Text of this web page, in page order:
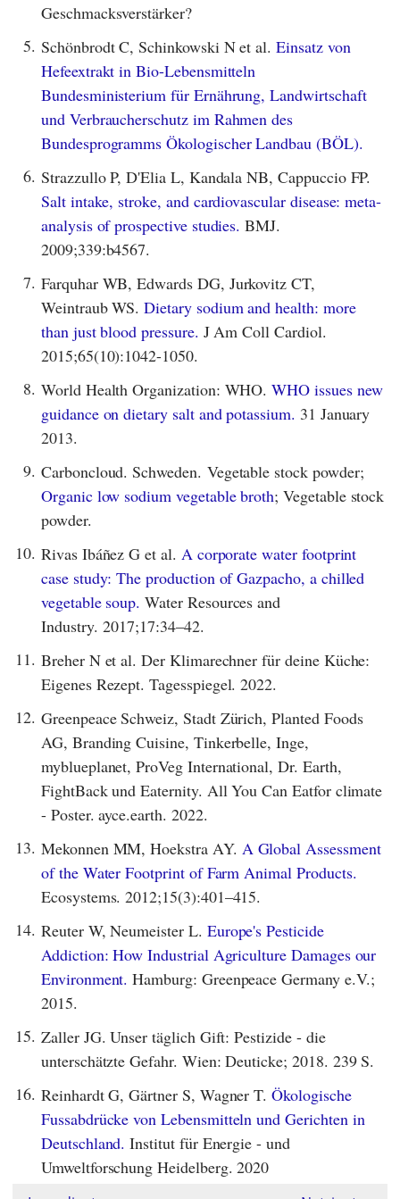
Geschmacksverstärker?
5. Schönbrodt C, Schinkowski N et al.Einsatz von
Hefeextrakt in Bio-Lebensmitteln
Bundesministerium für Ernährung, Landwirtschaft
und Verbraucherschutz im Rahmen des
Bundesprogramms Ökologischer Landbau (BÖL).
6. Strazzullo P, D'Elia L, Kandala NB, Cappuccio FP.
Salt intake, stroke, and cardiovascular disease: meta-
analysis of prospective studies. BMJ.
2009;339:b4567.
7. Farquhar WB, Edwards DG, Jurkovitz CT,
Weintraub WS.Dietary sodium and health: more
than just blood pressure. J Am Coll Cardiol.
2015;65(10):1042-1050.
8. World Health Organization: WHO.WHO issues new
guidance on dietary salt and potassium. 31 January
2013.
9. Carboncloud. Schweden. Vegetable stock powder;
Organic low sodium vegetable broth; Vegetable stock
powder.
10. Rivas Ibáñez G et al. A corporate water footprint
case study: The production of Gazpacho, a chilled
vegetable soup. Water Resources and
Industry. 2017;17:34–42.
11. Breher N et al. Der Klimarechner für deine Küche:
Eigenes Rezept. Tagesspiegel. 2022.
12. Greenpeace Schweiz, Stadt Zürich, Planted Foods
AG, Branding Cuisine, Tinkerbelle, Inge,
myblueplanet, ProVeg International, Dr. Earth,
FightBack und Eaternity. All You Can Eatfor climate
- Poster. ayce.earth. 2022.
13. Mekonnen MM, Hoekstra AY. A Global Assessment
of the Water Footprint of Farm Animal Products.
Ecosystems. 2012;15(3):401–415.
14. Reuter W, Neumeister L. Europe's Pesticide
Addiction: How Industrial Agriculture Damages our
Environment. Hamburg: Greenpeace Germany e.V.;
2015.
15. Zaller JG. Unser täglich Gift: Pestizide - die
unterschätzte Gefahr. Wien: Deuticke; 2018. 239 S.
16. Reinhardt G, Gärtner S, Wagner T.Ökologische
Fussabdrücke von Lebensmitteln und Gerichten in
Deutschland. Institut für Energie - und
Umweltforschung Heidelberg. 2020